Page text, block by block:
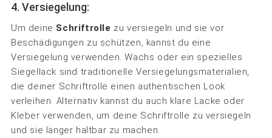
4. Versiegelung:
Um deine Schriftrolle zu versiegeln und sie vor
Beschädigungen zu schützen, kannst du eine
Versiegelung verwenden. Wachs oder ein spezielles
Siegellack sind traditionelle Versiegelungsmaterialien,
die deiner Schriftrolle einen authentischen Look
verleihen. Alternativ kannst du auch klare Lacke oder
Kleber verwenden, um deine Schriftrolle zu versiegeln
und sie länger haltbar zu machen.